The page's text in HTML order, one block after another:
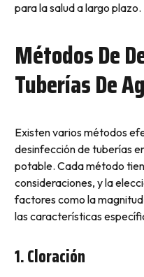
para la salud a largo plazo.
Métodos De
Tuberías De
Existen varios métodos
desinfección de tuberías
potable. Cada método
consideraciones, y la
factores como la
las características
1. Cloración